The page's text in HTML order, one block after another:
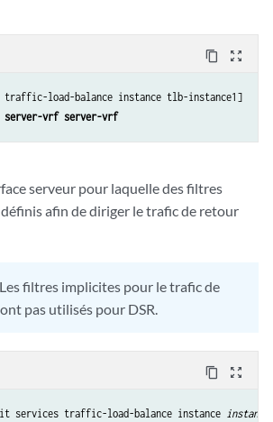
content_copy zoom_out_map
load-balance instance tlb-instance1]
server-vrf server-vrf
serveur pour laquelle des filtres
afin de diriger le trafic de retour
Les filtres implicites pour le trafic de
pas utilisés pour DSR.
content_copy zoom_out_map
services traffic-load-balance instance